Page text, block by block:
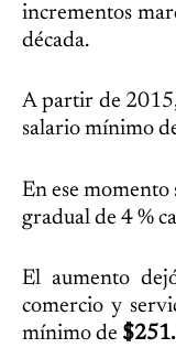
incrementos
década.
A partir de
salario mínimo
En ese
gradual de 4 %
El aumento
comercio y
mínimo de